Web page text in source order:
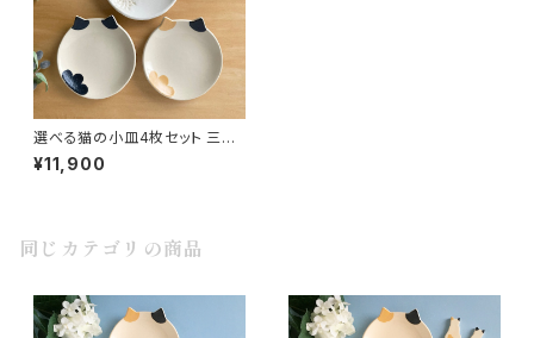
選べる猫の小皿4枚セット 三毛・
ハチワレ・白猫から自由にセレク
ト♪ ギフトにも◎ 手づくり陶器
¥11,900
同じカテゴリの商品